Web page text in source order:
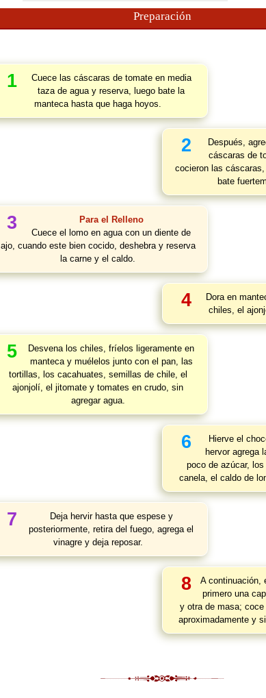
Preparación
1
Cuece las cáscaras de tomate en media
taza de agua y reserva, luego bate la
manteca hasta que haga hoyos.
2
Después,
cáscaras de
cocieron las
bate
3
Para el Relleno
Cuece el lomo en agua con un diente de
ajo, cuando este bien cocido, deshebra y reserva
la carne y el caldo.
4
Dora en
chiles, el
5
Desvena los chiles, fríelos ligeramente en
manteca y muélelos junto con el pan, las
tortillas, los cacahuates, semillas de chile, el
ajonjolí, el jitomate y tomates en crudo, sin
agregar agua.
6
Hierve el
hervor agrega
poco de azúcar,
canela, el caldo de
7
Deja hervir hasta que espese y
posteriormente, retira del fuego, agrega el
vinagre y deja reposar.
8
A continuación,
primero una
y otra de masa; coce
aproximadamente y